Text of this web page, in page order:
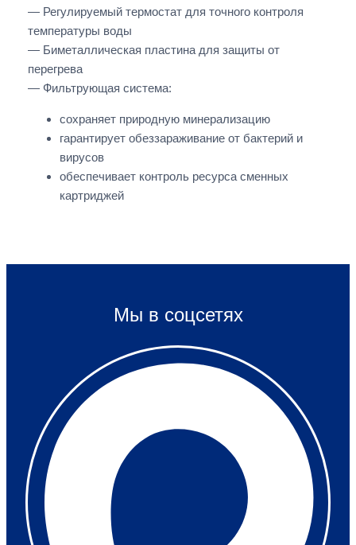
— Регулируемый термостат для точного контроля
температуры воды
— Биметаллическая пластина для защиты от
перегрева
— Фильтрующая система:
сохраняет природную минерализацию
гарантирует обеззараживание от бактерий и
вирусов
обеспечивает контроль ресурса сменных
картриджей
Мы в соцсетях